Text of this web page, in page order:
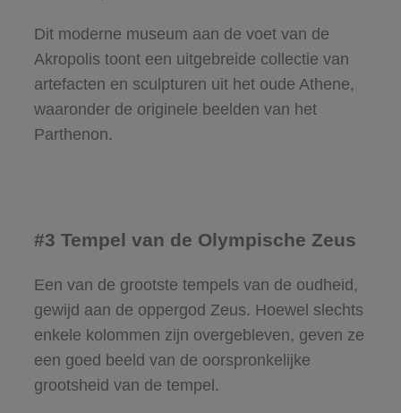
Dit moderne museum aan de voet van de
Akropolis toont een uitgebreide collectie van
artefacten en sculpturen uit het oude Athene,
waaronder de originele beelden van het
Parthenon.
#3 Tempel van de Olympische Zeus
Een van de grootste tempels van de oudheid,
gewijd aan de oppergod Zeus. Hoewel slechts
enkele kolommen zijn overgebleven, geven ze
een goed beeld van de oorspronkelijke
grootsheid van de tempel.